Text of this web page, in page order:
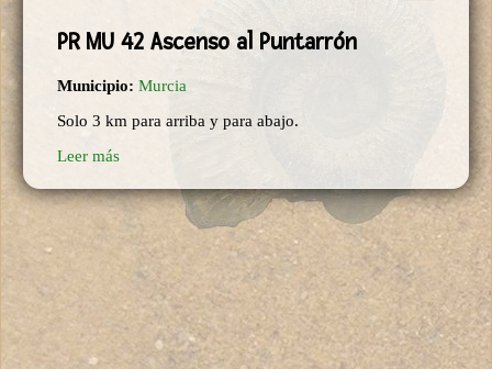
PR MU 42 Ascenso al Puntarrón
Municipio: Murcia
Solo 3 km para arriba y para abajo.
Leer más